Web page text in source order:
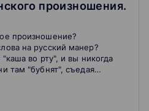
произношения.
произношение?
на русский манер?
во рту", и вы никогда
там "бубнят", съедая
курс точно для вас!